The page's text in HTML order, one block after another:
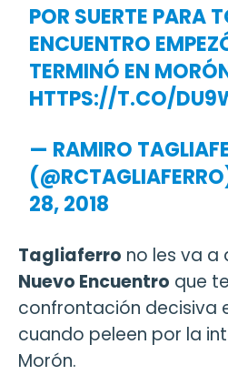
POR SUERTE PARA
ENCUENTRO
TERMINÓ EN
HTTPS://T.CO/
— RAMIRO
28, 2018
Tagliaferro no les va a
Nuevo Encuentro que
confrontación decisiva
cuando peleen por la
Morón.